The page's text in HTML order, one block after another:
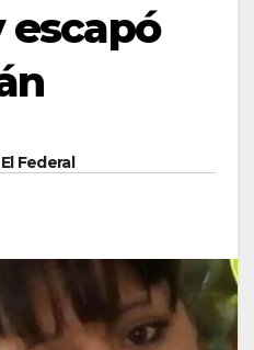
escapó
Federal